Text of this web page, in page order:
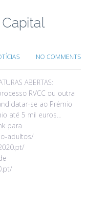
NO COMMENTS
ABERTAS:
RVCC ou outra
se ao Prémio
até 5 mil euros…
para
adultos/